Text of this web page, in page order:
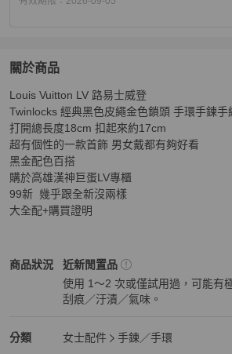
關於商品
關於Louis Vuitton LV 路易士威登
Louis Vuitton LV 路易士威登
Twinlocks 經典黑色皮繩金色鎖頭 手環手鍊手
打開總長度18cm 扣起來約17cm
超有個性的一款首飾 男女戴都有夠好看
黑金配色百搭
購於高雄漢神巨蛋LV專櫃
99新  幾乎跟全新沒兩樣
大全配+購買證明
商品狀況
Louis Vuitton女士配件商品狀態與細節
近新閒置品
使用 1～2 次或僅試用過，可能有
刮痕／汙漬／氣味。
分類
Louis Vuitton女士配件 分類資訊
女士配件
手鍊／手環